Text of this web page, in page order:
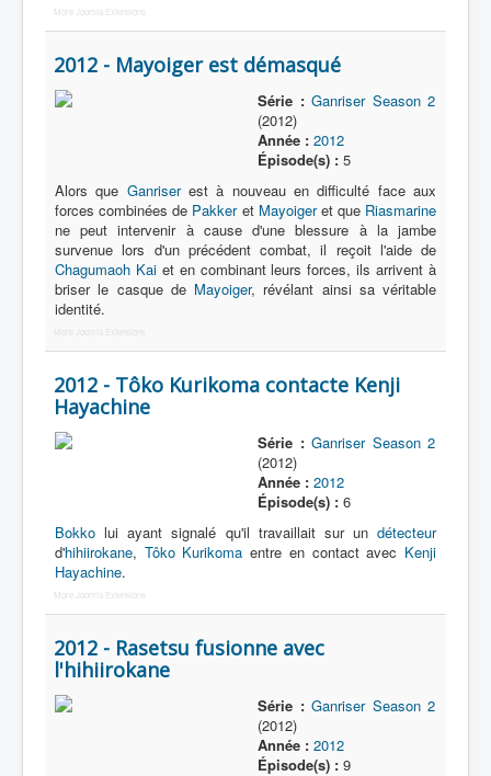
More Joomla Extensions
2012 - Mayoiger est démasqué
Série : Ganriser Season 2
(2012)
Année : 2012
Épisode(s) : 5
Alors que Ganriserest à nouveau en difficulté face aux
forces combinées de Pakkeret Mayoigeret que Riasmarine
ne peut intervenir à cause d'une blessure à la jambe
survenue lors d'un précédent combat, il reçoit l'aide de
Chagumaoh Kaiet en combinant leurs forces, ils arrivent à
briser le casque de Mayoiger, révélant ainsi sa véritable
identité.
More Joomla Extensions
2012 - Tôko Kurikoma contacte Kenji
Hayachine
Série : Ganriser Season 2
(2012)
Année : 2012
Épisode(s) : 6
Bokko lui ayant signalé qu'il travaillait sur un détecteur
d'hihiirokane, Tôko Kurikoma entre en contact avec Kenji
Hayachine.
More Joomla Extensions
2012 - Rasetsu fusionne avec
l'hihiirokane
Série : Ganriser Season 2
(2012)
Année : 2012
Épisode(s) : 9